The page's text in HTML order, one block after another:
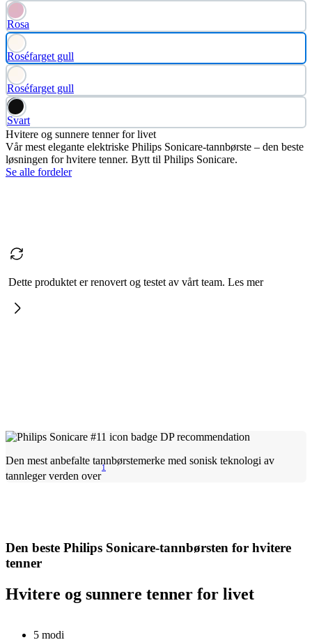
Rosa
Roséfarget gull
Roséfarget gull
Svart
Hvitere og sunnere tenner for livet
Vår mest elegante elektriske Philips Sonicare-tannbørste – den beste
løsningen for hvitere tenner. Bytt til Philips Sonicare.
Se alle fordeler
Dette produktet er renovert og testet av vårt team. Les mer
Den mest anbefalte tannbørstemerke med sonisk teknologi av
tannleger verden over
1
Den beste Philips Sonicare-tannbørsten for hvitere
tenner
Hvitere og sunnere tenner for livet
5 modi